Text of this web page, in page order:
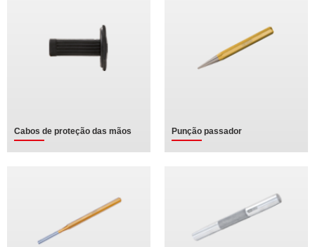
Cabos de proteção das mãos Punção passador